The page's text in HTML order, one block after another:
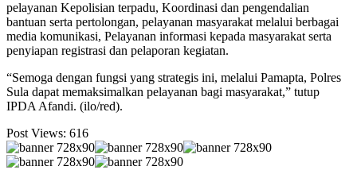
pelayanan Kepolisian terpadu, Koordinasi dan pengendalian
bantuan serta pertolongan, pelayanan masyarakat melalui berbagai
media komunikasi, Pelayanan informasi kepada masyarakat serta
penyiapan registrasi dan pelaporan kegiatan.
“Semoga dengan fungsi yang strategis ini, melalui Pamapta, Polres
Sula dapat memaksimalkan pelayanan bagi masyarakat,” tutup
IPDA Afandi. (ilo/red).
Post Views: 616